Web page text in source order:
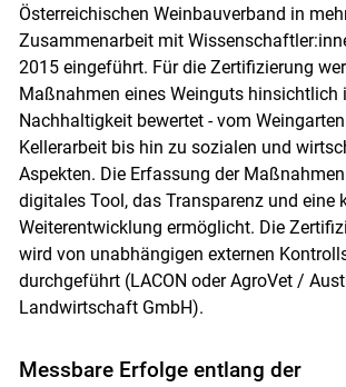
Österreichischen Weinbauverband in
Zusammenarbeit mit
2015 eingeführt. Für die Zertifizierung
Maßnahmen eines Weinguts hinsichtlich
Nachhaltigkeit bewertet - vom
Kellerarbeit bis hin zu sozialen und
Aspekten. Die Erfassung der
digitales Tool, das Transparenz und eine
Weiterentwicklung ermöglicht. Die
wird von unabhängigen externen
durchgeführt (LACON oder AgroVet /
Landwirtschaft GmbH).
Messbare Erfolge entlang der